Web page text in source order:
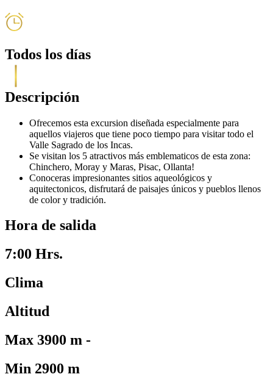
Todos los días
Descripción
Ofrecemos esta excursion diseñada especialmente para
aquellos viajeros que tiene poco tiempo para visitar todo el
Valle Sagrado de los Incas.
Se visitan los 5 atractivos más emblematicos de esta zona:
Chinchero, Moray y Maras, Pisac, Ollanta!
Conoceras impresionantes sitios aqueológicos y
aquitectonicos, disfrutará de paisajes únicos y pueblos llenos
de color y tradición.
Hora de salida
7:00 Hrs.
Clima
Altitud
Max 3900 m -
Min 2900 m